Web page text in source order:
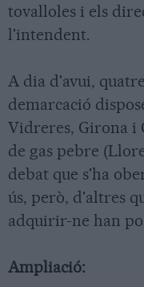
tovalloles i els
l'intendent.
A dia d'avui,
demarcació
Vidreres, Girona i
de gas pebre
debat que s'ha
ús, però, d'altres
adquirir-ne han
Ampliació: